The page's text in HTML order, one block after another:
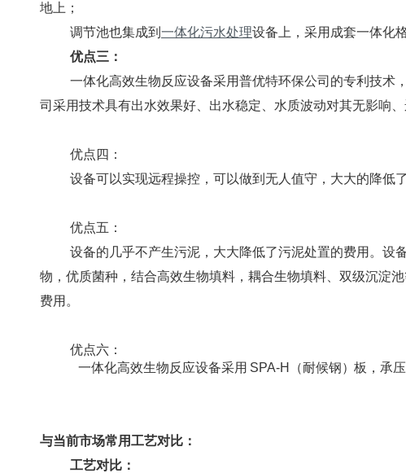
地上；
调节池也集成到 一体化污水处理设备上，采用成套一体化
优点三：
一体化高效生物反应设备采用普优特环保公司的专利技术
司采用技术具有出水效果好、出水稳定、水质波动对其无影响
优点四：
设备可以实现远程操控，可以做到无人值守，大大的降低
优点五：
设备的几乎不产生污泥，大大降低了污泥处置的费用。设
物，优质菌种，结合高效生物填料，耦合生物填料、双级沉淀
费用。
优点六：
一体化高效生物反应设备采用 SPA-H（耐候钢） 板，承
与当前市场常用工艺对比：
工艺对比：